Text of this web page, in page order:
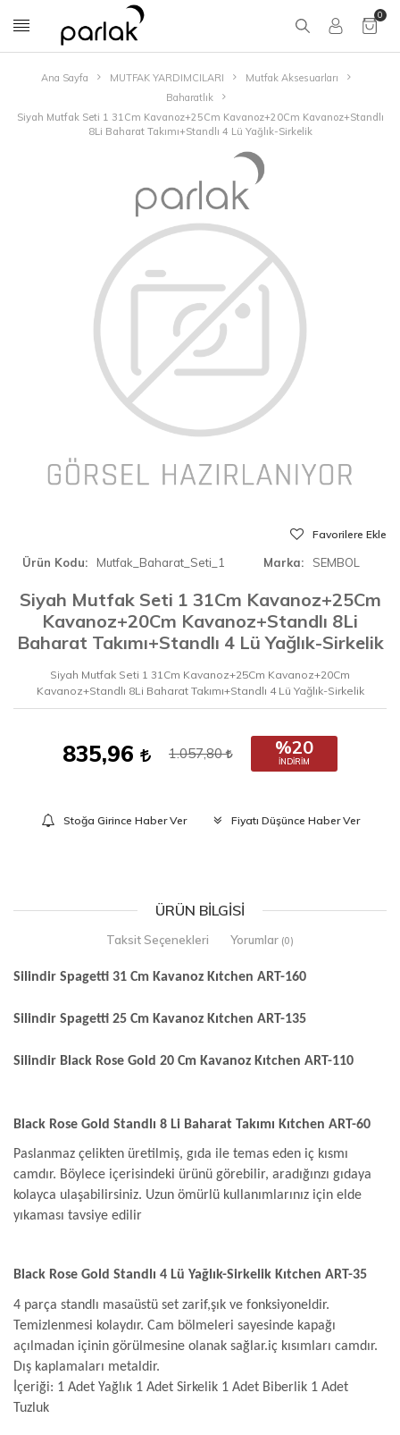
0
Ana Sayfa MUTFAK YARDIMCILARI
Mutfak Aksesuarları
Baharatlık
Siyah Mutfak Seti 1 31Cm Kavanoz+25Cm Kavanoz+20Cm Kavanoz+Standlı
8Li Baharat Takımı+Standlı 4 Lü Yağlık-Sirkelik
Favorilere Ekle
Ürün Kodu Mutfak_Baharat_Seti_1 Marka SEMBOL
Siyah Mutfak Seti 1 31Cm Kavanoz+25Cm
Kavanoz+20Cm Kavanoz+Standlı 8Li
Baharat Takımı+Standlı 4 Lü Yağlık-Sirkelik
Siyah Mutfak Seti 1 31Cm Kavanoz+25Cm Kavanoz+20Cm
Kavanoz+Standlı 8Li Baharat Takımı+Standlı 4 Lü Yağlık-Sirkelik
835,96 1.057,80 %20
İNDIRIM
Stoğa Girince Haber Ver Fiyatı Düşünce Haber Ver
ÜRÜN BILGISI
Taksit Seçenekleri Yorumlar (0)
Silindir Spagetti 31 Cm Kavanoz Kıtchen ART-160
Silindir Spagetti 25 Cm Kavanoz Kıtchen ART-135
Silindir Black Rose Gold 20 Cm Kavanoz Kıtchen ART-110
Black Rose Gold Standlı 8 Li Baharat Takımı Kıtchen ART-60
Paslanmaz çelikten üretilmiş, gıda ile temas eden iç kısmı
camdır. Böylece içerisindeki ürünü görebilir, aradığınzı gıdaya
kolayca ulaşabilirsiniz. Uzun ömürlü kullanımlarınız için elde
yıkaması tavsiye edilir
Black Rose Gold Standlı 4 Lü Yağlık-Sirkelik Kıtchen ART-35
4 parça standlı masaüstü set zarif,şık ve fonksiyoneldir.
Temizlenmesi kolaydır. Cam bölmeleri sayesinde kapağı
açılmadan içinin görülmesine olanak sağlar.iç kısımları camdır.
Dış kaplamaları metaldir.
İçeriği: 1 Adet Yağlık 1 Adet Sirkelik 1 Adet Biberlik 1 Adet
Tuzluk